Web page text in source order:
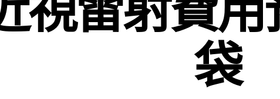
袋